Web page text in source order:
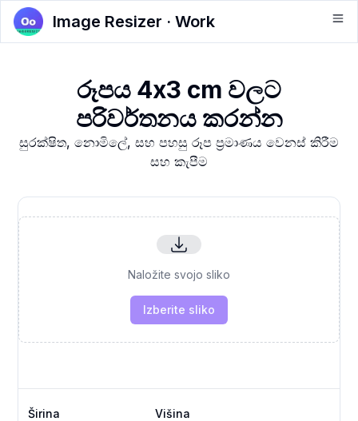
Image Resizer · Work
රූපය 4x3 cm වලට
පරිවර්තනය කරන්න
සුරක්ෂිත, නොමිලේ, සහ පහසු රූප ප්‍රමාණය වෙනස් කිරීම
සහ කැපීම
Naložite svojo sliko
Izberite sliko
Širina Višina